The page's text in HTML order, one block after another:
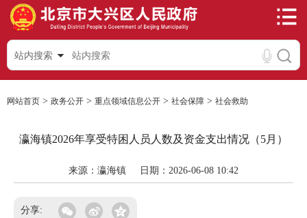
站内搜索
网站首页 > 政务公开 > 重点领域信息公开 > 社会保障 > 社会救助
瀛海镇2026年享受特困人员人数及资金支出情况（5月）
来源：瀛海镇 日期：2026-06-08 10:42
分享: